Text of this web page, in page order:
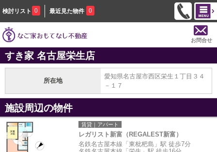
検討リスト 0 最近見た物件 0
お問合せ
すき家 名古屋栄生店
所在地
愛知県名古屋市西区栄生１丁目３４
－１７
施設周辺の物件
賃貸｜アパート
レガリスト新富（REGALEST新富）
名鉄名古屋本線「東枇杷島」駅 徒歩7分